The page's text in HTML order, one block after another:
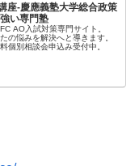
座-慶應義塾大学総合政策
い専門塾
AO入試対策専門サイト。
の悩みを解決へと導きます。
個別相談会申込み受付中。